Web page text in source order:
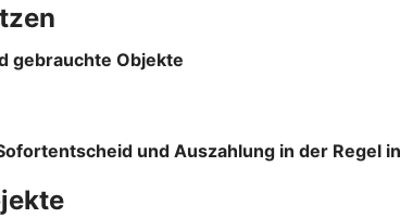
gebrauchte Objekte
und Auszahlung in der Regel